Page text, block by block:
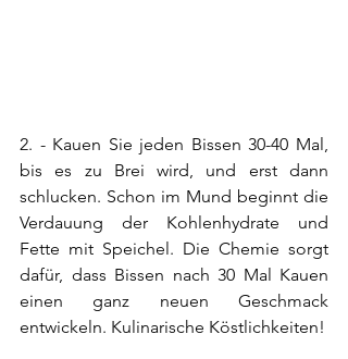
2. - Kauen Sie jeden Bissen 30-40 Mal,
bis es zu Brei wird, und erst dann
schlucken. Schon im Mund beginnt die
Verdauung der Kohlenhydrate und
Fette mit Speichel. Die Chemie sorgt
dafür, dass Bissen nach 30 Mal Kauen
einen ganz neuen Geschmack
entwickeln. Kulinarische Köstlichkeiten!